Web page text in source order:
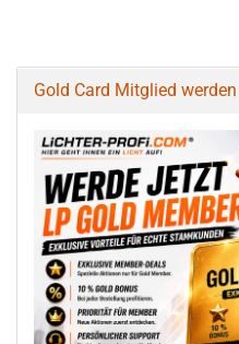
Gold Card Mitglied werden